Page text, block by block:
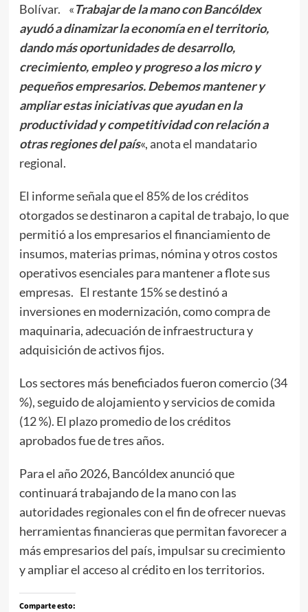
Bolívar. «Trabajar de la mano con Bancóldex
ayudó a dinamizar la economía en el territorio,
dando más oportunidades de desarrollo,
crecimiento, empleo y progreso a los micro y
pequeños empresarios. Debemos mantener y
ampliar estas iniciativas que ayudan en la
productividad y competitividad con relación a
otras regiones del país«, anota el mandatario
regional.
El informe señala que el 85% de los créditos
otorgados se destinaron a capital de trabajo, lo que
permitió a los empresarios el financiamiento de
insumos, materias primas, nómina y otros costos
operativos esenciales para mantener a flote sus
empresas. El restante 15% se destinó a
inversiones en modernización, como compra de
maquinaria, adecuación de infraestructura y
adquisición de activos fijos.
Los sectores más beneficiados fueron comercio (34
%), seguido de alojamiento y servicios de comida
(12 %). El plazo promedio de los créditos
aprobados fue de tres años.
Para el año 2026, Bancóldex anunció que
continuará trabajando de la mano con las
autoridades regionales con el fin de ofrecer nuevas
herramientas financieras que permitan favorecer a
más empresarios del país, impulsar su crecimiento
y ampliar el acceso al crédito en los territorios.
Comparte esto: